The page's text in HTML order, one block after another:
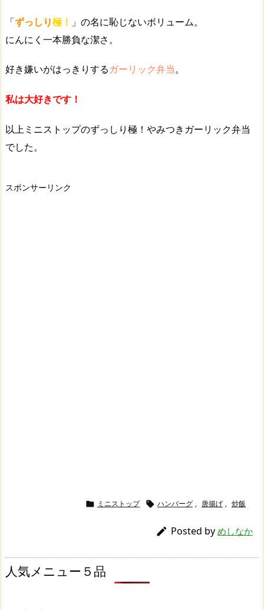
「ずっしり極！ 」の名に恥じないボリューム。
にんにく一本勝負な潔さ。
好き嫌いがはっきりするガーリック弁当。
私は大好きです！
以上ミニストップのずっしり極！やみつきガーリック弁当
でした。
スポンサーリンク
 ミニストップ  ハンバーグ , 唐揚げ , 炒飯
 Posted by めしなか
人気メニュー５品